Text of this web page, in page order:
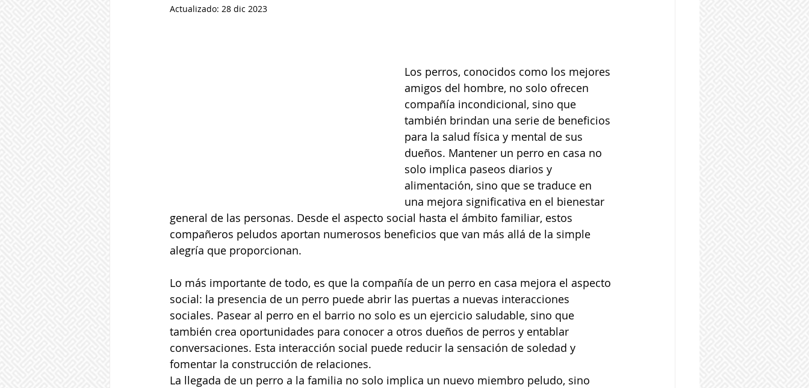
Actualizado: 28 dic 2023
Los perros, conocidos como los mejores
amigos del hombre, no solo ofrecen
compañía incondicional, sino que
también brindan una serie de beneficios
para la salud física y mental de sus
dueños. Mantener un perro en casa no
solo implica paseos diarios y
alimentación, sino que se traduce en
una mejora significativa en el bienestar
general de las personas. Desde el aspecto social hasta el ámbito familiar, estos
compañeros peludos aportan numerosos beneficios que van más allá de la simple
alegría que proporcionan.
Lo más importante de todo, es que la compañía de un perro en casa mejora el aspecto
social: la presencia de un perro puede abrir las puertas a nuevas interacciones
sociales. Pasear al perro en el barrio no solo es un ejercicio saludable, sino que
también crea oportunidades para conocer a otros dueños de perros y entablar
conversaciones. Esta interacción social puede reducir la sensación de soledad y
fomentar la construcción de relaciones.
La llegada de un perro a la familia no solo implica un nuevo miembro peludo, sino